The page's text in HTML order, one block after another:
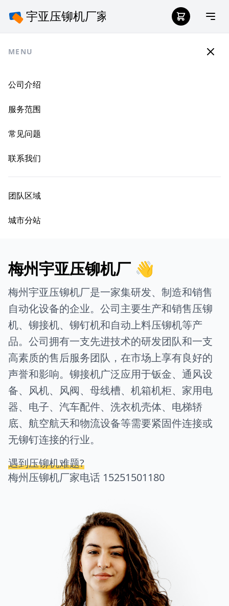
MENU
公司介绍
服务范围
常见问题
联系我们
团队区域
城市分站
梅州宇亚压铆机厂 👋
梅州宇亚压铆机厂是一家集研发、制造和销售
自动化设备的企业。公司主要生产和销售压铆
机、铆接机、铆钉机和自动上料压铆机等产
品。公司拥有一支先进技术的研发团队和一支
高素质的售后服务团队，在市场上享有良好的
声誉和影响。铆接机广泛应用于钣金、通风设
备、风机、风阀、母线槽、机箱机柜、家用电
器、电子、汽车配件、洗衣机壳体、电梯轿
底、航空航天和物流设备等需要紧固件连接或
无铆钉连接的行业。
遇到压铆机难题?
梅州压铆机厂家电话 15251501180